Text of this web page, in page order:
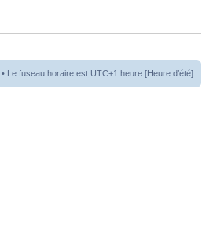
• Le fuseau horaire est UTC+1 heure [Heure d’été]